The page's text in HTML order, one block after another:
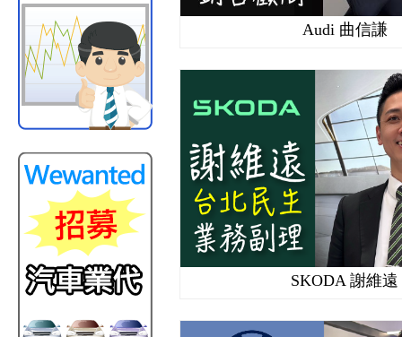
Audi 曲信謙
SKODA 謝維遠